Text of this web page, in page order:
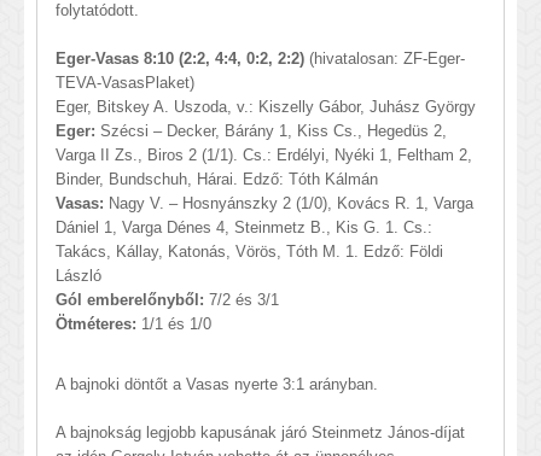
folytatódott.
Eger-Vasas 8:10 (2:2, 4:4, 0:2, 2:2) (hivatalosan: ZF-Eger-
TEVA-VasasPlaket)
Eger, Bitskey A. Uszoda, v.: Kiszelly Gábor, Juhász György
Eger: Szécsi – Decker, Bárány 1, Kiss Cs., Hegedüs 2,
Varga II Zs., Biros 2 (1/1). Cs.: Erdélyi, Nyéki 1, Feltham 2,
Binder, Bundschuh, Hárai. Edző: Tóth Kálmán
Vasas: Nagy V. – Hosnyánszky 2 (1/0), Kovács R. 1, Varga
Dániel 1, Varga Dénes 4, Steinmetz B., Kis G. 1. Cs.:
Takács, Kállay, Katonás, Vörös, Tóth M. 1. Edző: Földi
László
Gól emberelőnyből: 7/2 és 3/1
Ötméteres: 1/1 és 1/0
A bajnoki döntőt a Vasas nyerte 3:1 arányban.
A bajnokság legjobb kapusának járó Steinmetz János-díjat